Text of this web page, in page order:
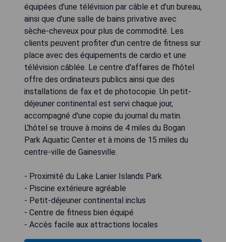
équipées d'une télévision par câble et d'un bureau,
ainsi que d'une salle de bains privative avec
sèche-cheveux pour plus de commodité. Les
clients peuvent profiter d'un centre de fitness sur
place avec des équipements de cardio et une
télévision câblée. Le centre d'affaires de l'hôtel
offre des ordinateurs publics ainsi que des
installations de fax et de photocopie. Un petit-
déjeuner continental est servi chaque jour,
accompagné d'une copie du journal du matin.
L'hôtel se trouve à moins de 4 miles du Bogan
Park Aquatic Center et à moins de 15 miles du
centre-ville de Gainesville.
- Proximité du Lake Lanier Islands Park
- Piscine extérieure agréable
- Petit-déjeuner continental inclus
- Centre de fitness bien équipé
- Accès facile aux attractions locales